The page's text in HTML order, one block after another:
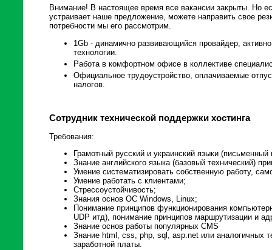
Внимание! В настоящее время все вакансии закрыты. Но
устраивает наше предложение, можете направить свое
потребности мы его рассмотрим.
1Gb - динамично развивающийся провайдер,
технологии.
Работа в комфортном офисе в коллективе
Официальное трудоустройство, оплачиваемые
налогов.
Сотрудник технической поддержки хостинга
Требования:
Грамотный русский и украинский языки (письменный
Знание английского языка (базовый технический)
Умение систематизировать собственную работу,
Умение работать с клиентами;
Стрессоустойчивость;
Знания основ ОС Windows, Linux;
Понимание принципов функционирования
UDP итд), понимание принципов маршрутизации и
Знание основ работы популярных CMS
Знание html, css, php, sql, asp.net или аналогичных
заработной платы.